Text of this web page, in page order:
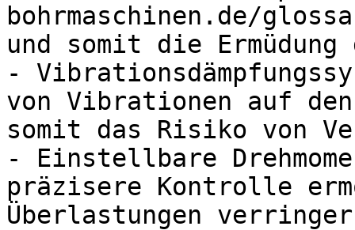
bohrmaschinen.de/
und somit die
-
von Vibrationen auf
somit das Risiko von
- Einstellbare
präzisere Kontrolle
Überlastungen